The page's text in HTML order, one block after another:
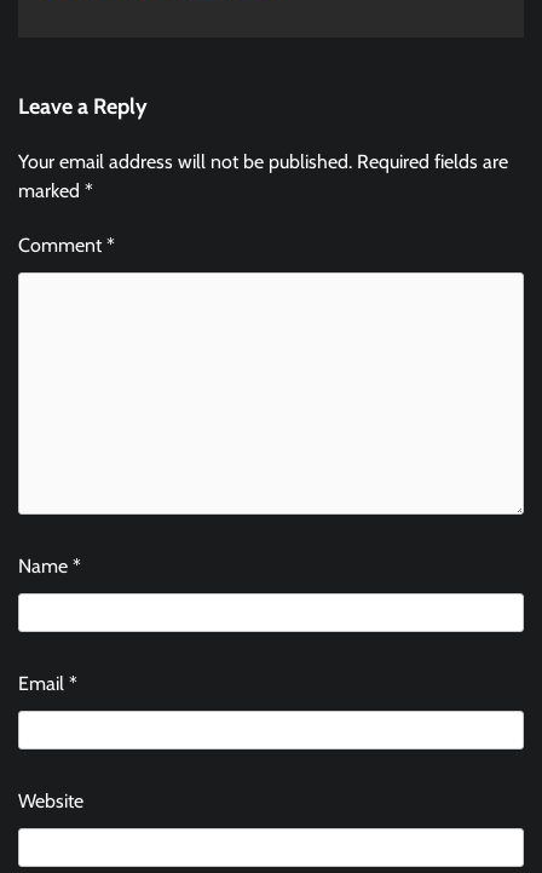
Leave a Reply
Your email address will not be published. Required fields are
marked *
Comment*
Name *
Email *
Website